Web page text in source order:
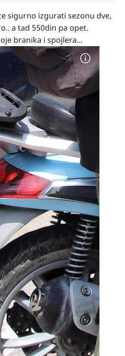
sigurno izgurati sezonu dve,
a tad 550din pa opet.
branika i spojlera...